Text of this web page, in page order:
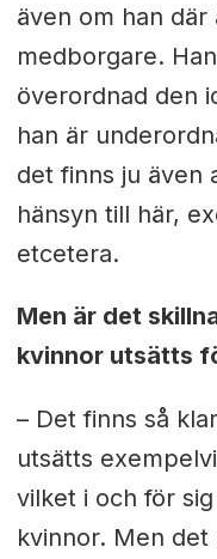
även om han där
medborgare.
överordnad den
han är
det finns ju även
hänsyn till här,
etcetera.
Men är det
kvinnor utsätts
– Det finns så
utsätts
vilket i och för
kvinnor. Men det